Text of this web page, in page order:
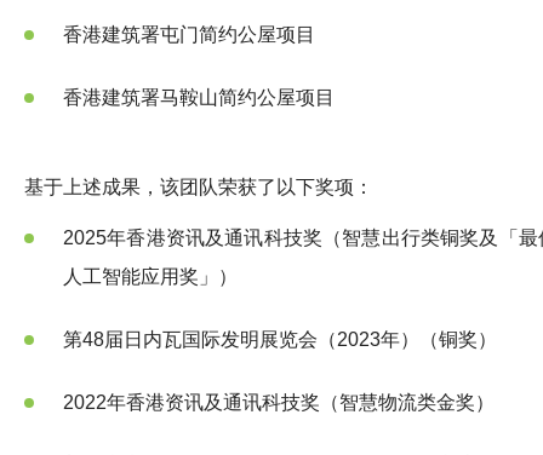
香港建筑署屯门简约公屋项目
香港建筑署马鞍山简约公屋项目
基于上述成果，该团队荣获了以下奖项：
2025年香港资讯及通讯科技奖（智慧出行类铜奖及「最
人工智能应用奖」）
第48届日内瓦国际发明展览会（2023年）（铜奖）
2022年香港资讯及通讯科技奖（智慧物流类金奖）